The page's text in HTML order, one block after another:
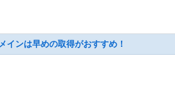
インは早めの取得がおすすめ！